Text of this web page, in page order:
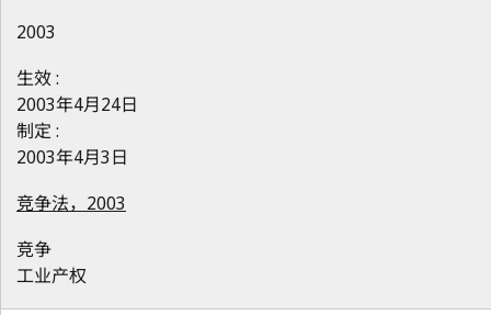
2003
生效 :
2003年4月24日
制定 :
2003年4月3日
竞争法，2003
竞争
工业产权